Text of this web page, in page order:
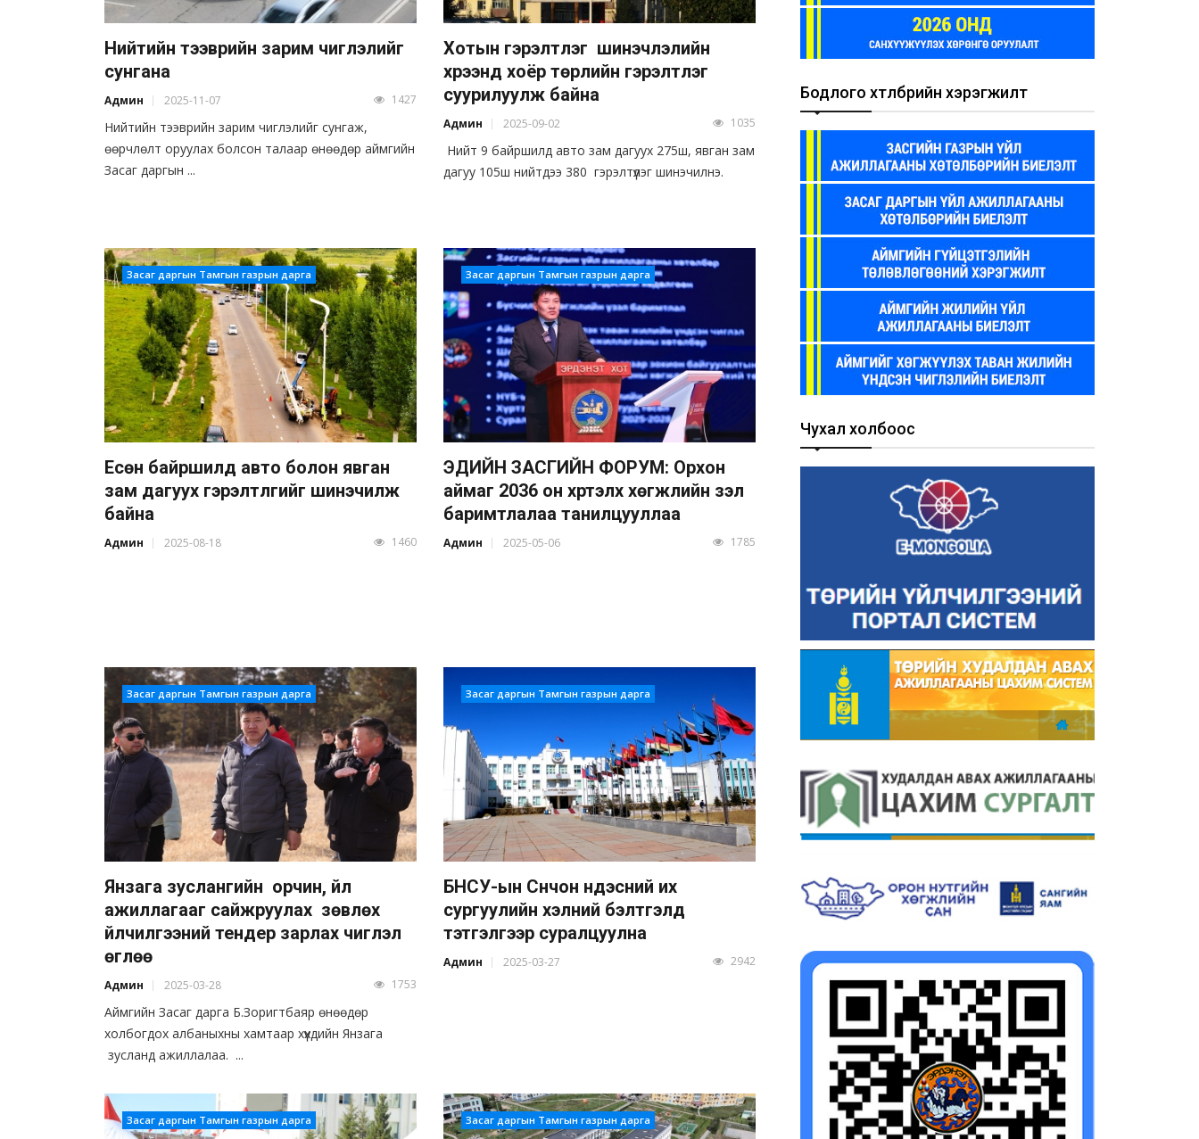
Нийтийн тээврийн зарим чиглэлийг
сунгана
Админ 2025-11-07 1427
Нийтийн тээврийн зарим чиглэлийг сунгаж,
өөрчлөлт оруулах болсон талаар өнөөдөр аймгийн
Засаг даргын ...
Хотын гэрэлтүүлэг шинэчлэлийн
хүрээнд хоёр төрлийн гэрэлтүүлэг
суурилуулж байна
Админ 2025-09-02 1035
Нийт 9 байршилд авто зам дагуух 275ш, явган зам
дагуу 105ш нийтдээ 380 гэрэлтүүлэг шинэчилнэ.
Засаг даргын Тамгын газрын дарга
Есөн байршилд авто болон явган
зам дагуух гэрэлтүүлгийг шинэчилж
байна
Админ 2025-08-18 1460
Засаг даргын Тамгын газрын дарга
ЭДИЙН ЗАСГИЙН ФОРУМ: Орхон
аймаг 2036 он хүртэлх хөгжлийн үзэл
баримтлалаа танилцууллаа
Админ 2025-05-06 1785
Засаг даргын Тамгын газрын дарга
Янзага зуслангийн орчин, үйл
ажиллагааг сайжруулах зөвлөх
үйлчилгээний тендер зарлах чиглэл
өглөө
Админ 2025-03-28 1753
Аймгийн Засаг дарга Б.Зоригтбаяр өнөөдөр
холбогдох албаныхны хамтаар хүүхдийн Янзага
зусланд ажиллалаа. ...
Засаг даргын Тамгын газрын дарга
БНСУ-ын Сүнчон үндэсний их
сургуулийн хэлний бэлтгэлд
тэтгэлгээр суралцуулна
Админ 2025-03-27 2942
Засаг даргын Тамгын газрын дарга Засаг даргын Тамгын газрын дарга
Бодлого хөтөлбөрийн хэрэгжилт
Чухал холбоос